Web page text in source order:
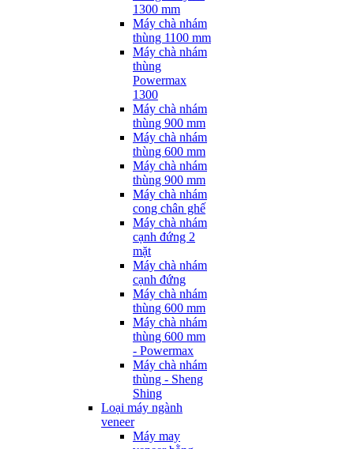
1300 mm
Máy chà nhám
thùng 1100 mm
Máy chà nhám
thùng
Powermax
1300
Máy chà nhám
thùng 900 mm
Máy chà nhám
thùng 600 mm
Máy chà nhám
thùng 900 mm
Máy chà nhám
cong chân ghế
Máy chà nhám
cạnh đứng 2
mặt
Máy chà nhám
cạnh đứng
Máy chà nhám
thùng 600 mm
Máy chà nhám
thùng 600 mm
- Powermax
Máy chà nhám
thùng - Sheng
Shing
Loại máy ngành
veneer
Máy may